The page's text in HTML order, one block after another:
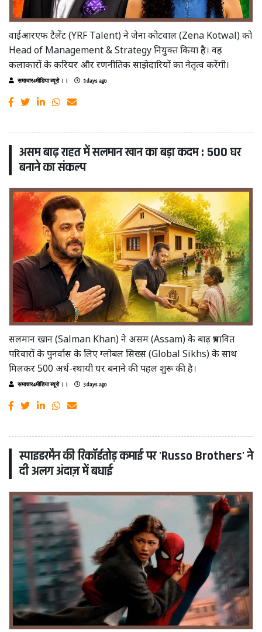
वाईआरएफ टैलेंट (YRF Talent) ने जेना कोटवाल (Zena Kotwal) को
Head of Management & Strategy नियुक्त किया है। वह
कलाकारों के करियर और रणनीतिक साझेदारियों का नेतृत्व करेंगी।
समाचार4मीडिया ब्यूरो ।। 3 days ago
असम बाढ़ राहत में सलमान खान का बड़ा कदम : 500 घर
बनाने का संकल्प
सलमान खान (Salman Khan) ने असम (Assam) के बाढ़ प्रभावित
परिवारों के पुनर्वास के लिए ग्लोबल सिख्स (Global Sikhs) के साथ
मिलकर 500 अर्ध-स्थायी घर बनाने की पहल शुरू की है।
समाचार4मीडिया ब्यूरो ।। 3 days ago
स्पाइडरमैन की रिकॉर्डतोड़ कमाई पर 'Russo Brothers' ने
दी अलग अंदाज़ में बधाई